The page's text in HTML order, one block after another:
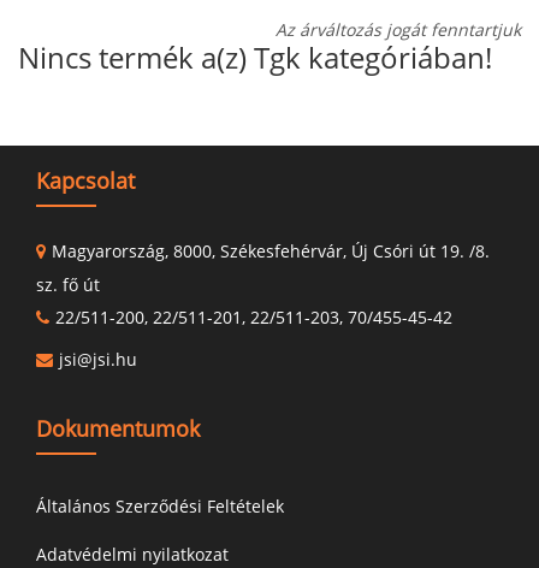
Az árváltozás jogát fenntartjuk
Nincs termék a(z) Tgk kategóriában!
Kapcsolat
Magyarország, 8000, Székesfehérvár, Új Csóri út 19. /8.
sz. fő út
22/511-200, 22/511-201, 22/511-203, 70/455-45-42
jsi@jsi.hu
Dokumentumok
Általános Szerződési Feltételek
Adatvédelmi nyilatkozat